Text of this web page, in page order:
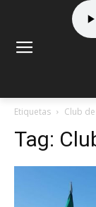
Etiquetas Club
Tag: